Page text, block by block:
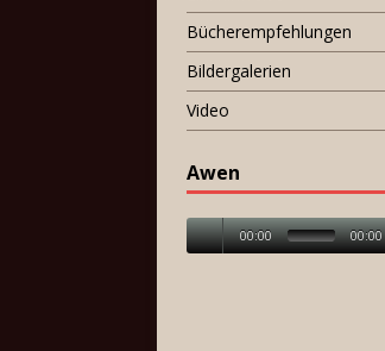
Bücherempfehlungen
Bildergalerien
Video
Awen
00:00 00:00